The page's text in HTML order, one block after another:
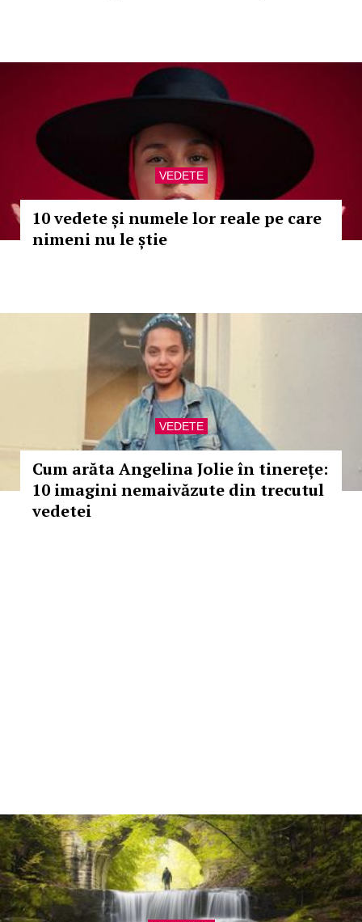
VEDETE
10 vedete și numele lor reale pe care
nimeni nu le știe
VEDETE
Cum arăta Angelina Jolie în tinerețe:
10 imagini nemaivăzute din trecutul
vedetei